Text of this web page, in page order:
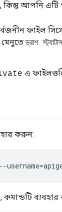
, কিন্তু আপনি এটি
ফাইল
মেনুতেড্রাশ স্ট্যাটাস
এ
করুন:
, কমান্ডটি